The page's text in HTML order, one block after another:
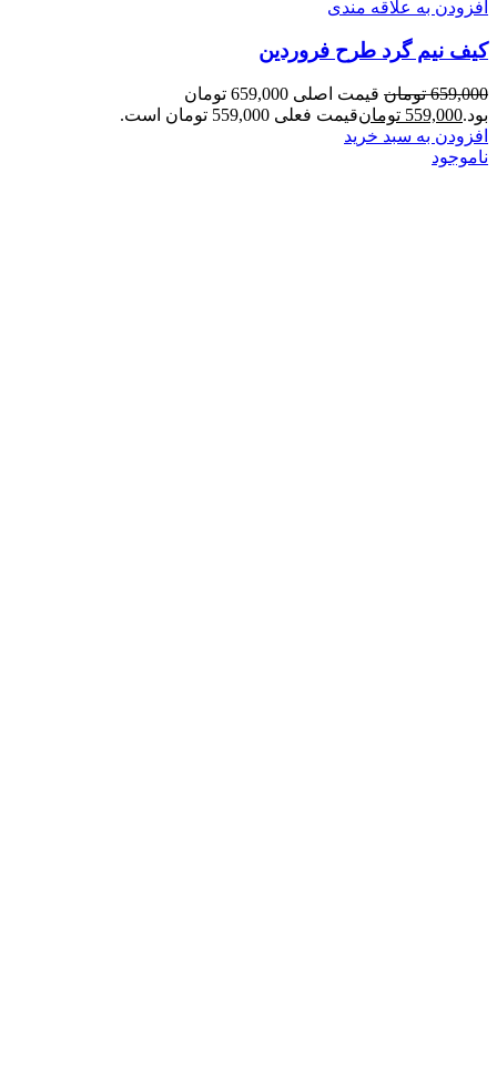
افزودن به علاقه مندی
کیف نیم گرد طرح فروردین
659,000 تومان
قیمت اصلی 659,000 تومان
بود.559,000 تومانقیمت فعلی 559,000 تومان است.
افزودن به سبد خرید
ناموجود